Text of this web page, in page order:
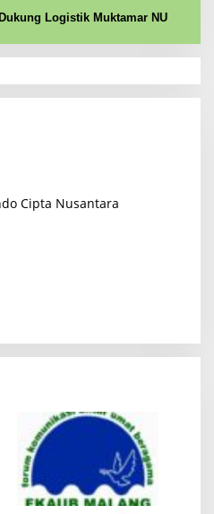
Logistik Muktamar NU
Cipta Nusantara